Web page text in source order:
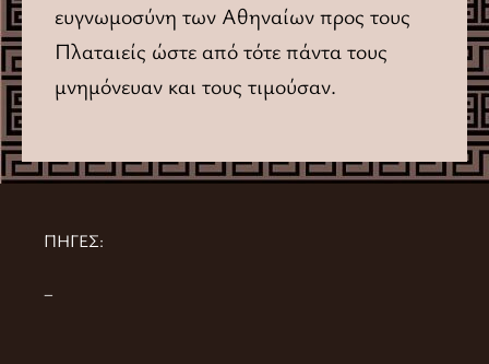
ευγνωμοσύνη των Αθηναίων προς τους
Πλαταιείς ώστε από τότε πάντα τους
μνημόνευαν και τους τιμούσαν.
ΠΗΓΕΣ:
–